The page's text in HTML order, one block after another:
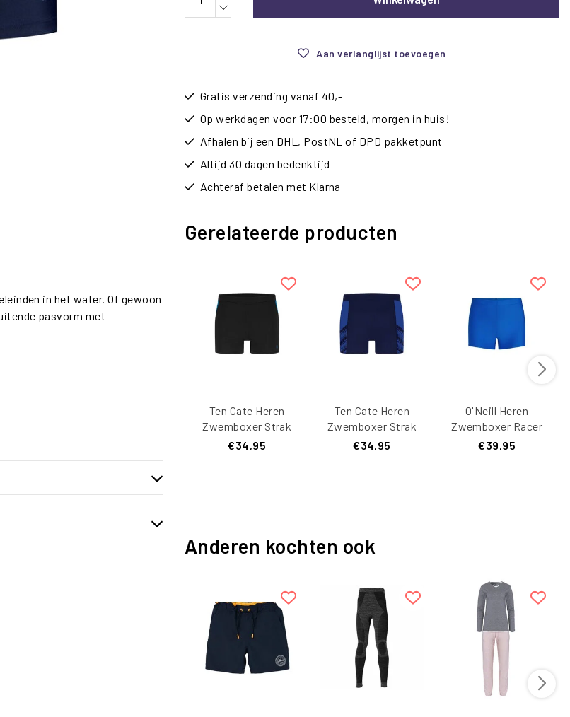
in het water. Of gewoon
pasvorm met
Aan verlanglijst toevoegen
Gratis verzending vanaf 40,-
Op werkdagen voor 17:00 besteld, morgen in huis!
Afhalen bij een DHL, PostNL of DPD pakketpunt
Altijd 30 dagen bedenktijd
Achteraf betalen met Klarna
Gerelateerde producten
Ten Cate Heren
Zwemboxer Strak
Effen Zwart/Blauw
€34,95
Ten Cate Heren
Zwemboxer Strak
Effen Donkerblauw
€34,95
O'Neill Heren
Zwemboxer Racer
Blauw
€39,95
Anderen kochten ook